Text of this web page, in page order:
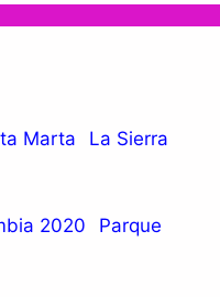
La Sierra
Parque